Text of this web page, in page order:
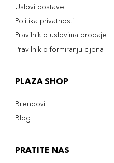
Uslovi dostave
Politika privatnosti
Pravilnik o uslovima prodaje
Pravilnik o formiranju cijena
PLAZA SHOP
Brendovi
Blog
PRATITE NAS